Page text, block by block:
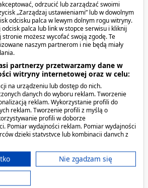
dzieci i dorosłych, przy
podczas zmiany
itp. Mogą być stosowane
materaca, niezależnie od
wyrobów chłonnych,
u osób leżących i
Chłonność: 2/3.
produkt?
podkładów
łóżka i pościeli przed
Produkt Seni Soft
również podczas zmiany
odrzucić lub zarządzać swoimi
„Zarządzaj ustawieniami” lub w dowolnym
odcisku palca w lewym dolnym rogu witryny.
palca lub link w stopce serwisu i kliknij
możesz wycofać swoją zgodę. Te
naszym partnerom i nie będą miały
partnerzy przetwarzamy dane w
witryny internetowej oraz w celu:
na urządzeniu lub dostęp do nich.
danych do wyboru reklam. Tworzenie
reklam. Wykorzystanie profili do
reklam. Tworzenie profili z myślą o
profili w doborze
Pomiar wydajności reklam. Pomiar wydajności
dzięki statystyce lub kombinacji danych z
wyboru treści.
poza Unię Europejską i wysyłane do USA.
dotyczą wyłącznie tej witryny/aplikacji.
(11 dostawców IAB)
Nie zgadzam się